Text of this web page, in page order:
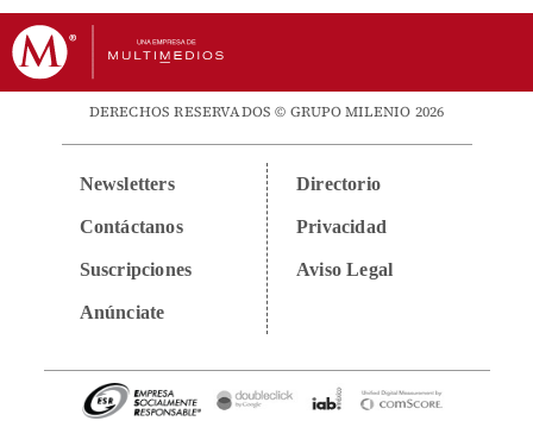
DERECHOS RESERVADOS © GRUPO MILENIO 2026
Newsletters
Contáctanos
Suscripciones
Anúnciate
Directorio
Privacidad
Aviso Legal